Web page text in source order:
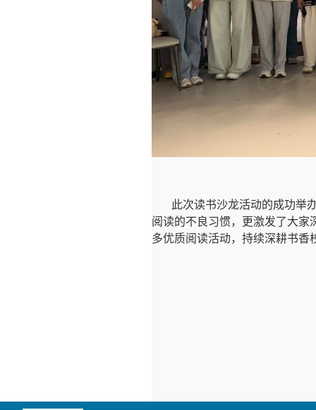
此次读书沙龙活动的成功举
阅读的不良习惯，更激发了大家
多优质阅读活动，持续深耕书香